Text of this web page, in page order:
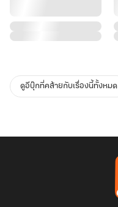
ดูอีบุ๊กที่คล้ายกับเรื่องนี้ทั้งหมด